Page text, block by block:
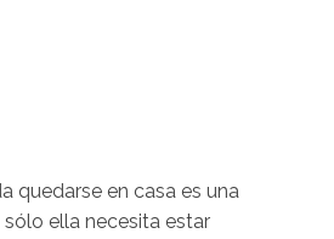
quedarse en casa es una
ella necesita estar